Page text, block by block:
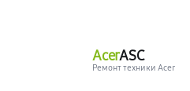
AcerASC
Ремонт техники Acer